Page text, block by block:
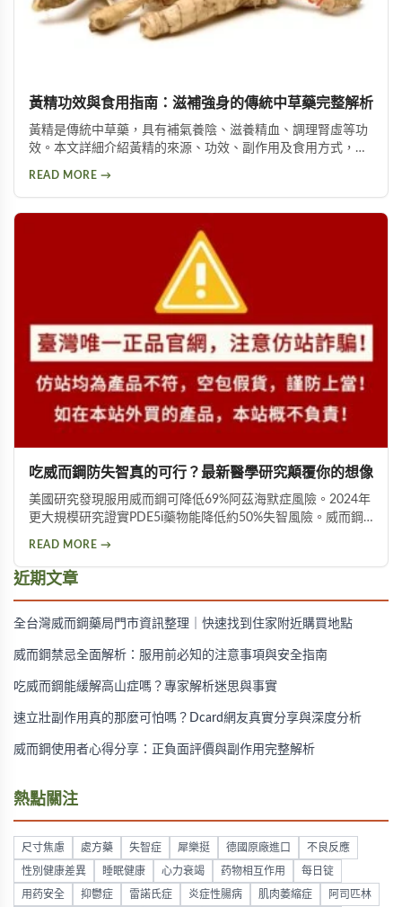
黃精功效與食用指南：滋補強身的傳統中草藥完整解析
黃精是傳統中草藥，具有補氣養陰、滋養精血、調理腎虛等功
效。本文詳細介紹黃精的來源、功效、副作用及食用方式，包
READ MORE →
吃威而鋼防失智真的可行？最新醫學研究顛覆你的想像
美國研究發現服用威而鋼可降低69%阿茲海默症風險。2024年
更大規模研究證實PDE5i藥物能降低約50%失智風險。威而鋼
且有心血管疾病者不宜使用。
READ MORE →
近期文章
全台灣威而鋼藥局門市資訊整理｜快速找到住家附近購買地點
威而鋼禁忌全面解析：服用前必知的注意事項與安全指南
吃威而鋼能緩解高山症嗎？專家解析迷思與事實
速立壯副作用真的那麼可怕嗎？Dcard網友真實分享與深度分析
威而鋼使用者心得分享：正負面評價與副作用完整解析
熱點關注
尺寸焦慮 處方藥 失智症 犀樂挺 德國原廠進口 不良反應
性別健康差異 睡眠健康 心力衰竭 药物相互作用 每日锭
用药安全 抑鬱症 雷諾氏症 炎症性腸病 肌肉萎縮症 阿司匹林